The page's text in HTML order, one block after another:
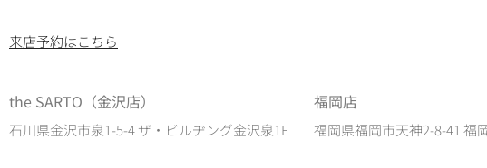
来店予約はこちら
the SARTO（金沢店）
石川県金沢市泉1-5-4 ザ・ビルヂング金沢泉1F
福岡店
福岡県福岡市天神2-8-41 福